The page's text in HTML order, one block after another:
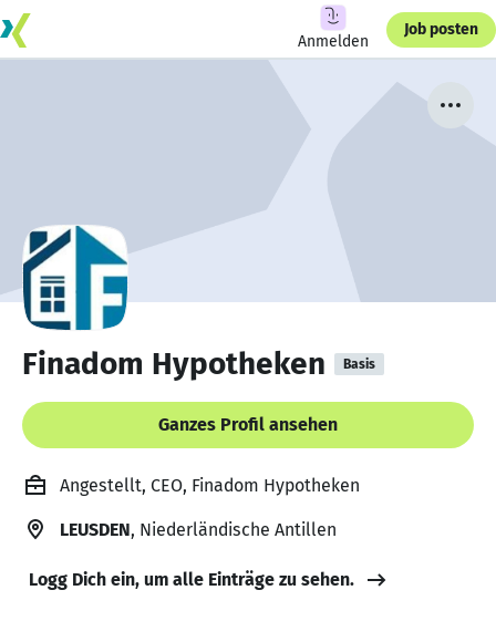
Anmelden
Job posten
Finadom Hypotheken Basis
Ganzes Profil ansehen
Angestellt, CEO, Finadom Hypotheken
LEUSDEN, Niederländische Antillen
Logg Dich ein, um alle Einträge zu sehen.